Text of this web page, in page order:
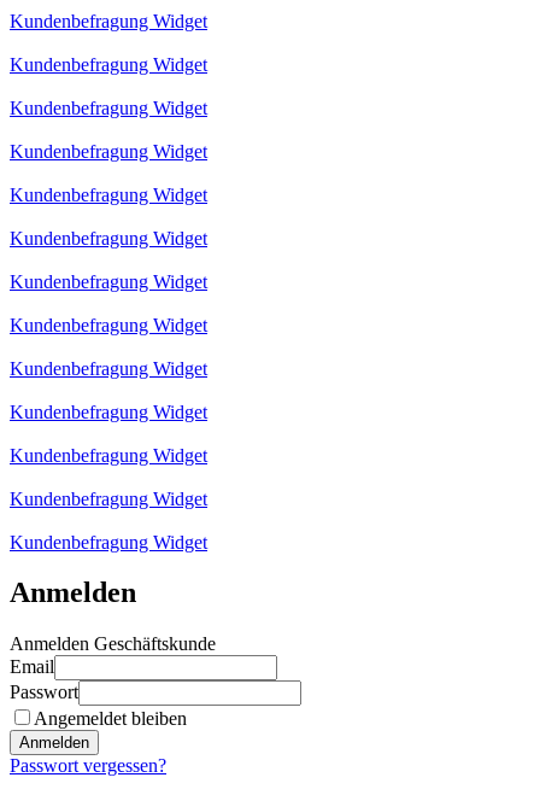
Kundenbefragung Widget
Kundenbefragung Widget
Kundenbefragung Widget
Kundenbefragung Widget
Kundenbefragung Widget
Kundenbefragung Widget
Kundenbefragung Widget
Kundenbefragung Widget
Kundenbefragung Widget
Kundenbefragung Widget
Kundenbefragung Widget
Kundenbefragung Widget
Kundenbefragung Widget
Anmelden
Anmelden Geschäftskunde
Email
Passwort
Angemeldet bleiben
Anmelden
Passwort vergessen?